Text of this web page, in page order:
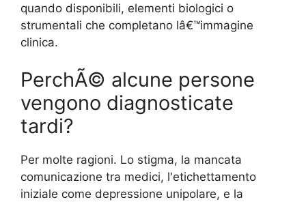
quando disponibili, elementi biologici o
strumentali che completano lâ€™immagine
clinica.
PerchÃ© alcune persone
vengono diagnosticate
tardi?
Per molte ragioni. Lo stigma, la mancata
comunicazione tra medici, l'etichettamento
iniziale come depressione unipolare, e la